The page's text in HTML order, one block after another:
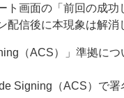
ト画面の「前回の成
配信後に本現象は解消
（ACS）」準拠につ
Signing（ACS）で